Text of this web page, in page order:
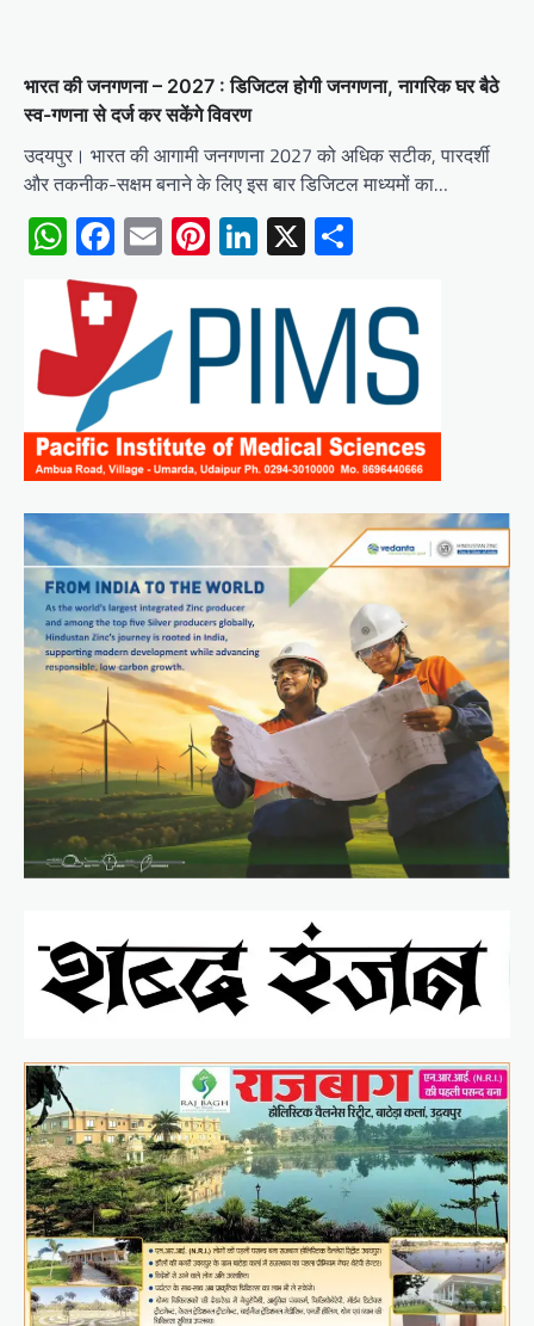
भारत की जनगणना – 2027 : डिजिटल होगी जनगणना, नागरिक घर बैठे
स्व-गणना से दर्ज कर सकेंगे विवरण
उदयपुर। भारत की आगामी जनगणना 2027 को अधिक सटीक, पारदर्शी
और तकनीक-सक्षम बनाने के लिए इस बार डिजिटल माध्यमों का…
WhatsApp
Facebook
EmailPinterest
LinkedIn
X